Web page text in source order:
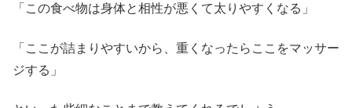
「この食べ物は身体と相性が悪くて太りやすくなる」
「ここが詰まりやすいから、重くなったらここをマッサー
ジする」